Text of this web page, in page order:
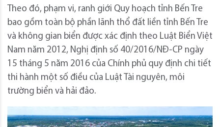
Theo đó, phạm vi, ranh giới Quy hoạch tỉnh Bến Tre
bao gồm toàn bộ phần lãnh thổ đất liền tỉnh Bến Tre
và không gian biển được xác định theo Luật Biển Việt
Nam năm 2012, Nghị định số 40/2016/NĐ-CP ngày
15 tháng 5 năm 2016 của Chính phủ quy định chi tiết
thi hành một số điều của Luật Tài nguyên, môi
trường biển và hải đảo.